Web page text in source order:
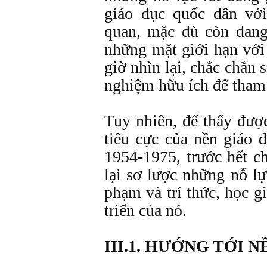
giáo dục quốc dân
quan, mặc dù còn
những mặt giới hạn
giờ nhìn lại, chắc chắn
nghiệm hữu ích để
Tuy nhiên, để thấy
tiêu cực của nền giáo
1954-1975, trước hết
lại sơ lược những nỗ
phạm và trí thức, học
triển của nó.
III.1. HƯỚNG TỚI